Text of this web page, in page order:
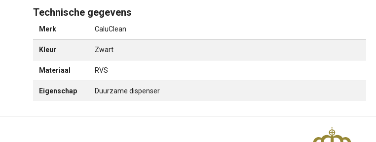
Technische gegevens
Merk CaluClean
Kleur Zwart
Materiaal RVS
Eigenschap Duurzame dispenser